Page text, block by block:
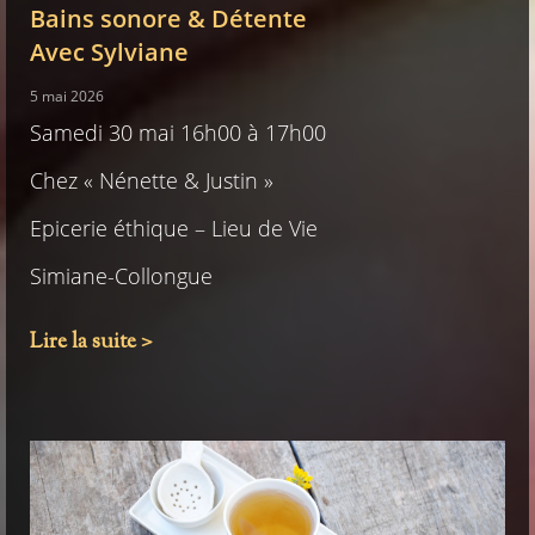
Bains sonore & Détente
Avec Sylviane
5 mai 2026
Samedi 30 mai 16h00 à 17h00
Chez « Nénette & Justin »
Epicerie éthique – Lieu de Vie
Simiane-Collongue
Lire la suite >